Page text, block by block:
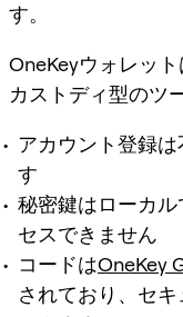
す。
OneKeyウォレッ
カストディ型のツ
アカウント登録
す
秘密鍵はローカ
セスできません
コードはOneKey
されており、セ